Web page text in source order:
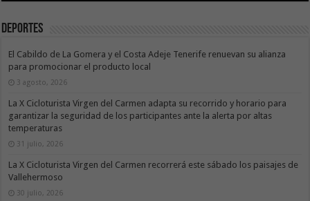
Deportes
El Cabildo de La Gomera y el Costa Adeje Tenerife renuevan su alianza
para promocionar el producto local
3 agosto, 2026
La X Cicloturista Virgen del Carmen adapta su recorrido y horario para
garantizar la seguridad de los participantes ante la alerta por altas
temperaturas
31 julio, 2026
La X Cicloturista Virgen del Carmen recorrerá este sábado los paisajes de
Vallehermoso
30 julio, 2026